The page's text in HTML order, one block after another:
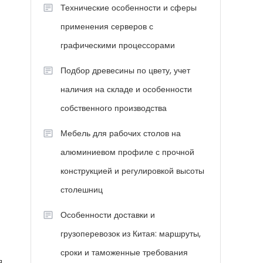
Технические особенности и сферы
применения серверов с
графическими процессорами
Подбор древесины по цвету, учет
наличия на складе и особенности
собственного производства
Мебель для рабочих столов на
алюминиевом профиле с прочной
конструкцией и регулировкой высоты
столешниц
Особенности доставки и
грузоперевозок из Китая: маршруты,
сроки и таможенные требования